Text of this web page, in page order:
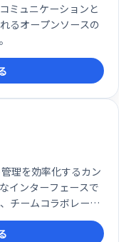
ミュニケーションと
るオープンソースの
理を効率化するカン
インターフェースで
チームコラボレーシ
なカスタマイズと豊
ジェクトに対応しま